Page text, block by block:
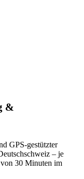
&
GPS-gestützter
– je
30 Minuten im